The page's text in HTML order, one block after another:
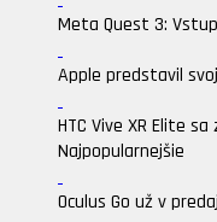
Meta Quest 3:
Apple predstavil
HTC Vive XR Elite
Najpopularnejšie
Oculus Go už v